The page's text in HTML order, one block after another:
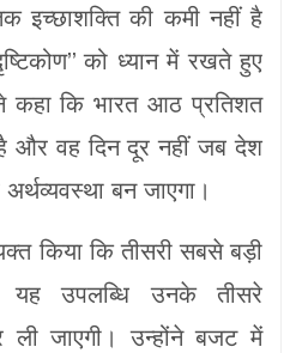
इच्छाशक्ति की कमी नहीं है
को ध्यान में रखते हुए
कहा कि भारत आठ प्रतिशत
और वह दिन दूर नहीं जब देश
बन जाएगा।
किया कि तीसरी सबसे बड़ी
यह उपलब्धि उनके तीसरे
ली जाएगी। उन्होंने बजट में